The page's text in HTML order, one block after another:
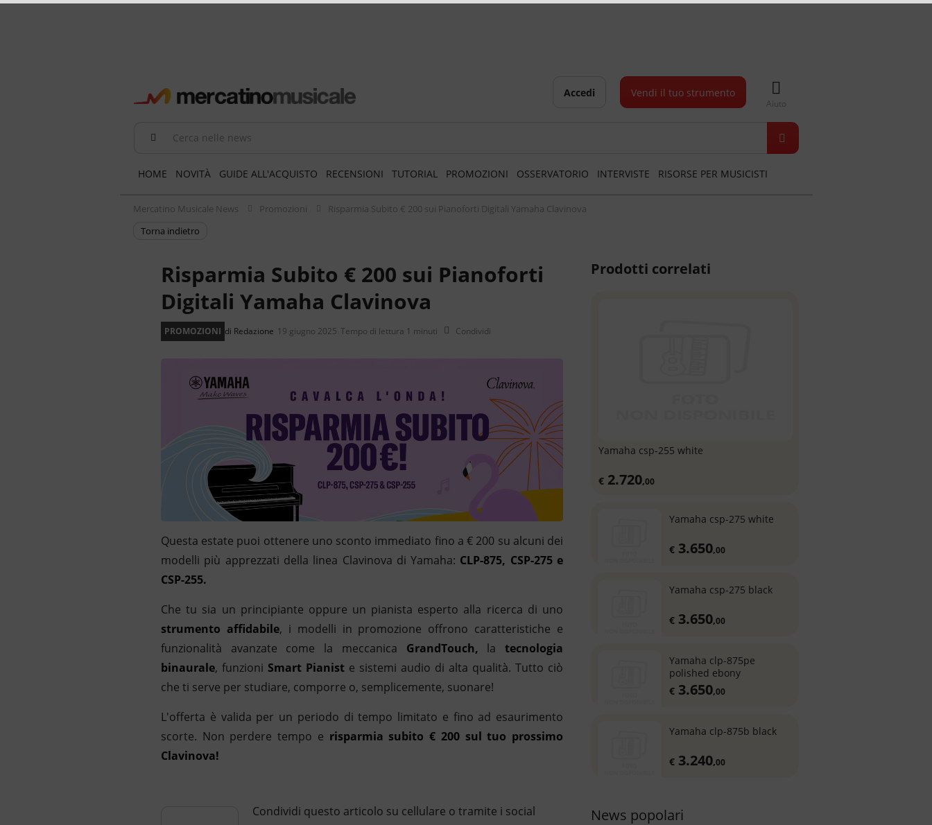
Cerca nelle news
Accedi
Aiuto
Vendi il tuo strumento
HOME NOVITÀ GUIDE ALL'ACQUISTO RECENSIONI TUTORIAL PROMOZIONI OSSERVATORIO INTERVISTE RISORSE PER MUSICISTI
Mercatino Musicale News Promozioni
Risparmia Subito € 200 sui Pianoforti Digitali Yamaha Clavinova
torna indietro
Risparmia Subito € 200 sui Pianoforti
Digitali Yamaha Clavinova
PROMOZIONI di Redazione 19 giugno 2025 Tempo di lettura 1 minuti Condividi
Questa estate puoi ottenere uno sconto immediato fino a € 200 su alcuni dei
modelli più apprezzati della linea Clavinova di Yamaha: CLP-875, CSP-275 e
CSP-255.
Che tu sia un principiante oppure un pianista esperto alla ricerca di uno
strumento affidabile, i modelli in promozione offrono caratteristiche e
funzionalità avanzate come la meccanica GrandTouch, latecnologia
binaurale, funzioni Smart Pianist e sistemi audio di alta qualità. Tutto ciò
che ti serve per studiare, comporre o, semplicemente, suonare!
L'offerta è valida per un periodo di tempo limitato e fino ad esaurimento
scorte. Non perdere tempo e risparmia subito € 200 sul tuo prossimo
Clavinova!
Copia Url
Condividi questo articolo su cellulare o tramite i social
Prodotti correlati
yamaha csp-255 white
€ 2.720,00
yamaha csp-275 white
€ 3.650,00
yamaha csp-275 black
€ 3.650,00
yamaha clp-875pe
polished ebony
€ 3.650,00
yamaha clp-875b black
€ 3.240,00
News popolari